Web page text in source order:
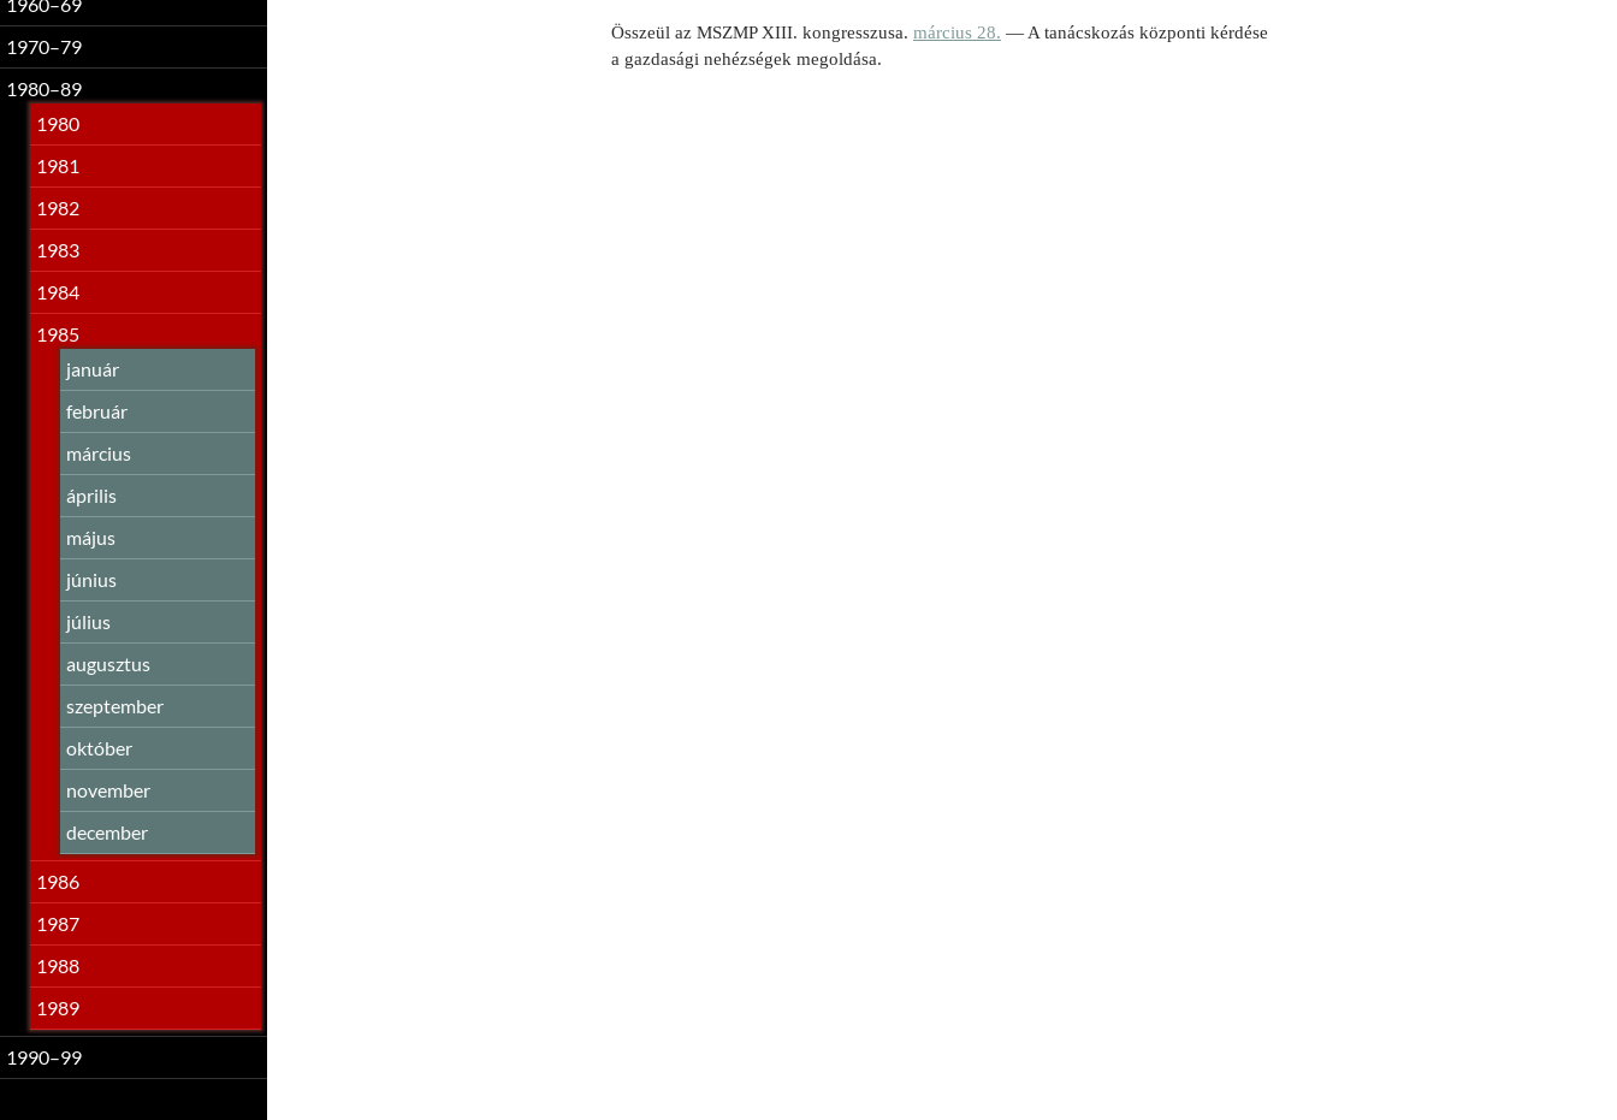
Összeül az MSZMP XIII. kongresszusa. március 28. — A tanácskozás központi kérdése
a gazdasági nehézségek megoldása.
1970–79
1980–89
1980
1981
1982
1983
1984
1985
január
február
március
április
május
június
július
augusztus
szeptember
október
november
december
1986
1987
1988
1989
1990–99